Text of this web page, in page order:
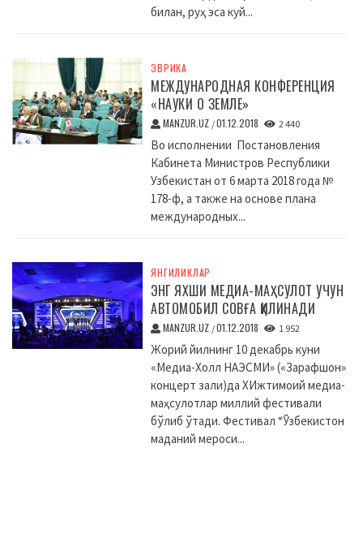
билан, руҳ эса куй...
ЭВРИКА
МЕЖДУНАРОДНАЯ КОНФЕРЕНЦИЯ
«НАУКИ О ЗЕМЛЕ»
MANZUR.UZ /01.12.2018 2 440
Во исполнении Постановления
Кабинета Министров Республики
Узбекистан от 6 марта 2018 года №
178-ф, а также на основе плана
международных...
ЯНГИЛИКЛАР
ЭНГ ЯХШИ МЕДИА-МАҲСУЛОТ УЧУН
АВТОМОБИЛ СОВҒА ҚИЛИНАДИ
MANZUR.UZ /01.12.2018 1 952
Жорий йилнинг 10 декабрь куни
«Медиа-Холл НАЭСМИ» («Зарафшон»
концерт зали)да XИжтимоий медиа-
маҳсулотлар миллий фестивали
бўлиб ўтади. Фестивал “Ўзбекистон
маданий мероси...